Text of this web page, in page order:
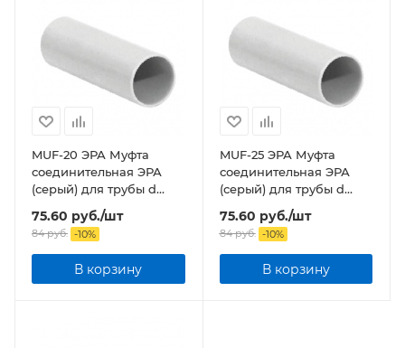
MUF-20 ЭРА Муфта
соединительная ЭРА
(серый) для трубы d
75.60 руб./шт
84руб. -10%
В корзину
MUF-25 ЭРА Муфта
соединительная ЭРА
(серый) для трубы d
75.60 руб./шт
84руб. -10%
В корзину